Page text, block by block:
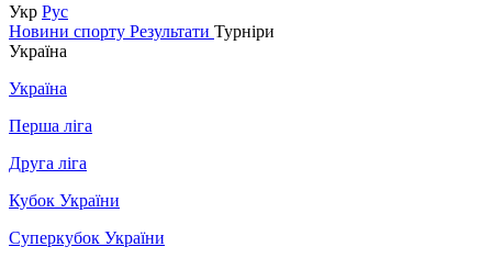
Укр Рус
Новини спорту Результати Турніри
Україна
Україна
Перша ліга
Друга ліга
Кубок України
Суперкубок України